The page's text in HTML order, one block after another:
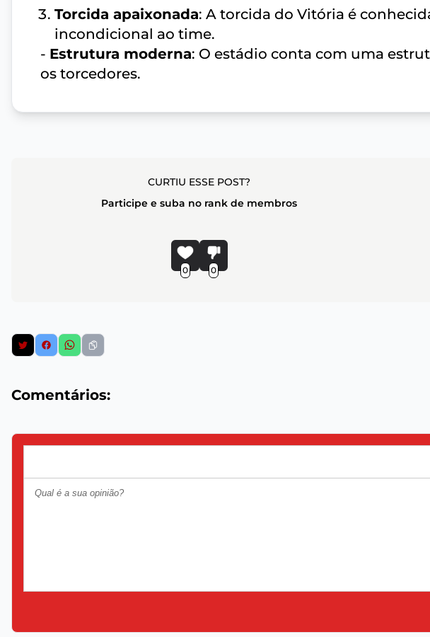
Torcida apaixonada: A torcida do Vitória é
incondicional ao time.
- Estrutura moderna: O estádio conta com uma
os torcedores.
CURTIU ESSE POST?
Participe e suba no rank de membros
0 0
Comentários: